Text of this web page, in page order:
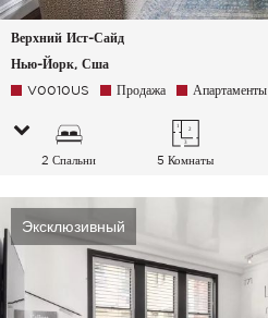
Верхний Ист-Сайд
Нью-Йорк, Сша
V0010US Продажа Апартаменты
2 Спальни 5 Комнаты
Эксклюзивный